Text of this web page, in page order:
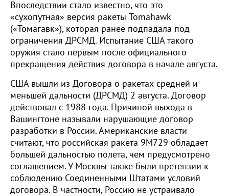
Впоследствии стало известно, что это
«сухопутная» версия ракеты Tomahawk
(«Томагавк»), которая ранее подпадала под
ограничения ДРСМД. Испытание США такого
оружия стало первым после официального
прекращения действия договора в начале августа.
США вышли из Договора о ракетах средней и
меньшей дальности (ДРСМД) 2 августа. Договор
действовал с 1988 года. Причиной выхода в
Вашингтоне называли нарушающие договор
разработки в России. Американские власти
считают, что российская ракета 9М729 обладает
большей дальностью полета, чем предусмотрено
соглашением. У Москвы также были претензии к
соблюдению Соединенными Штатами условий
договора. В частности, Россию не устраивало